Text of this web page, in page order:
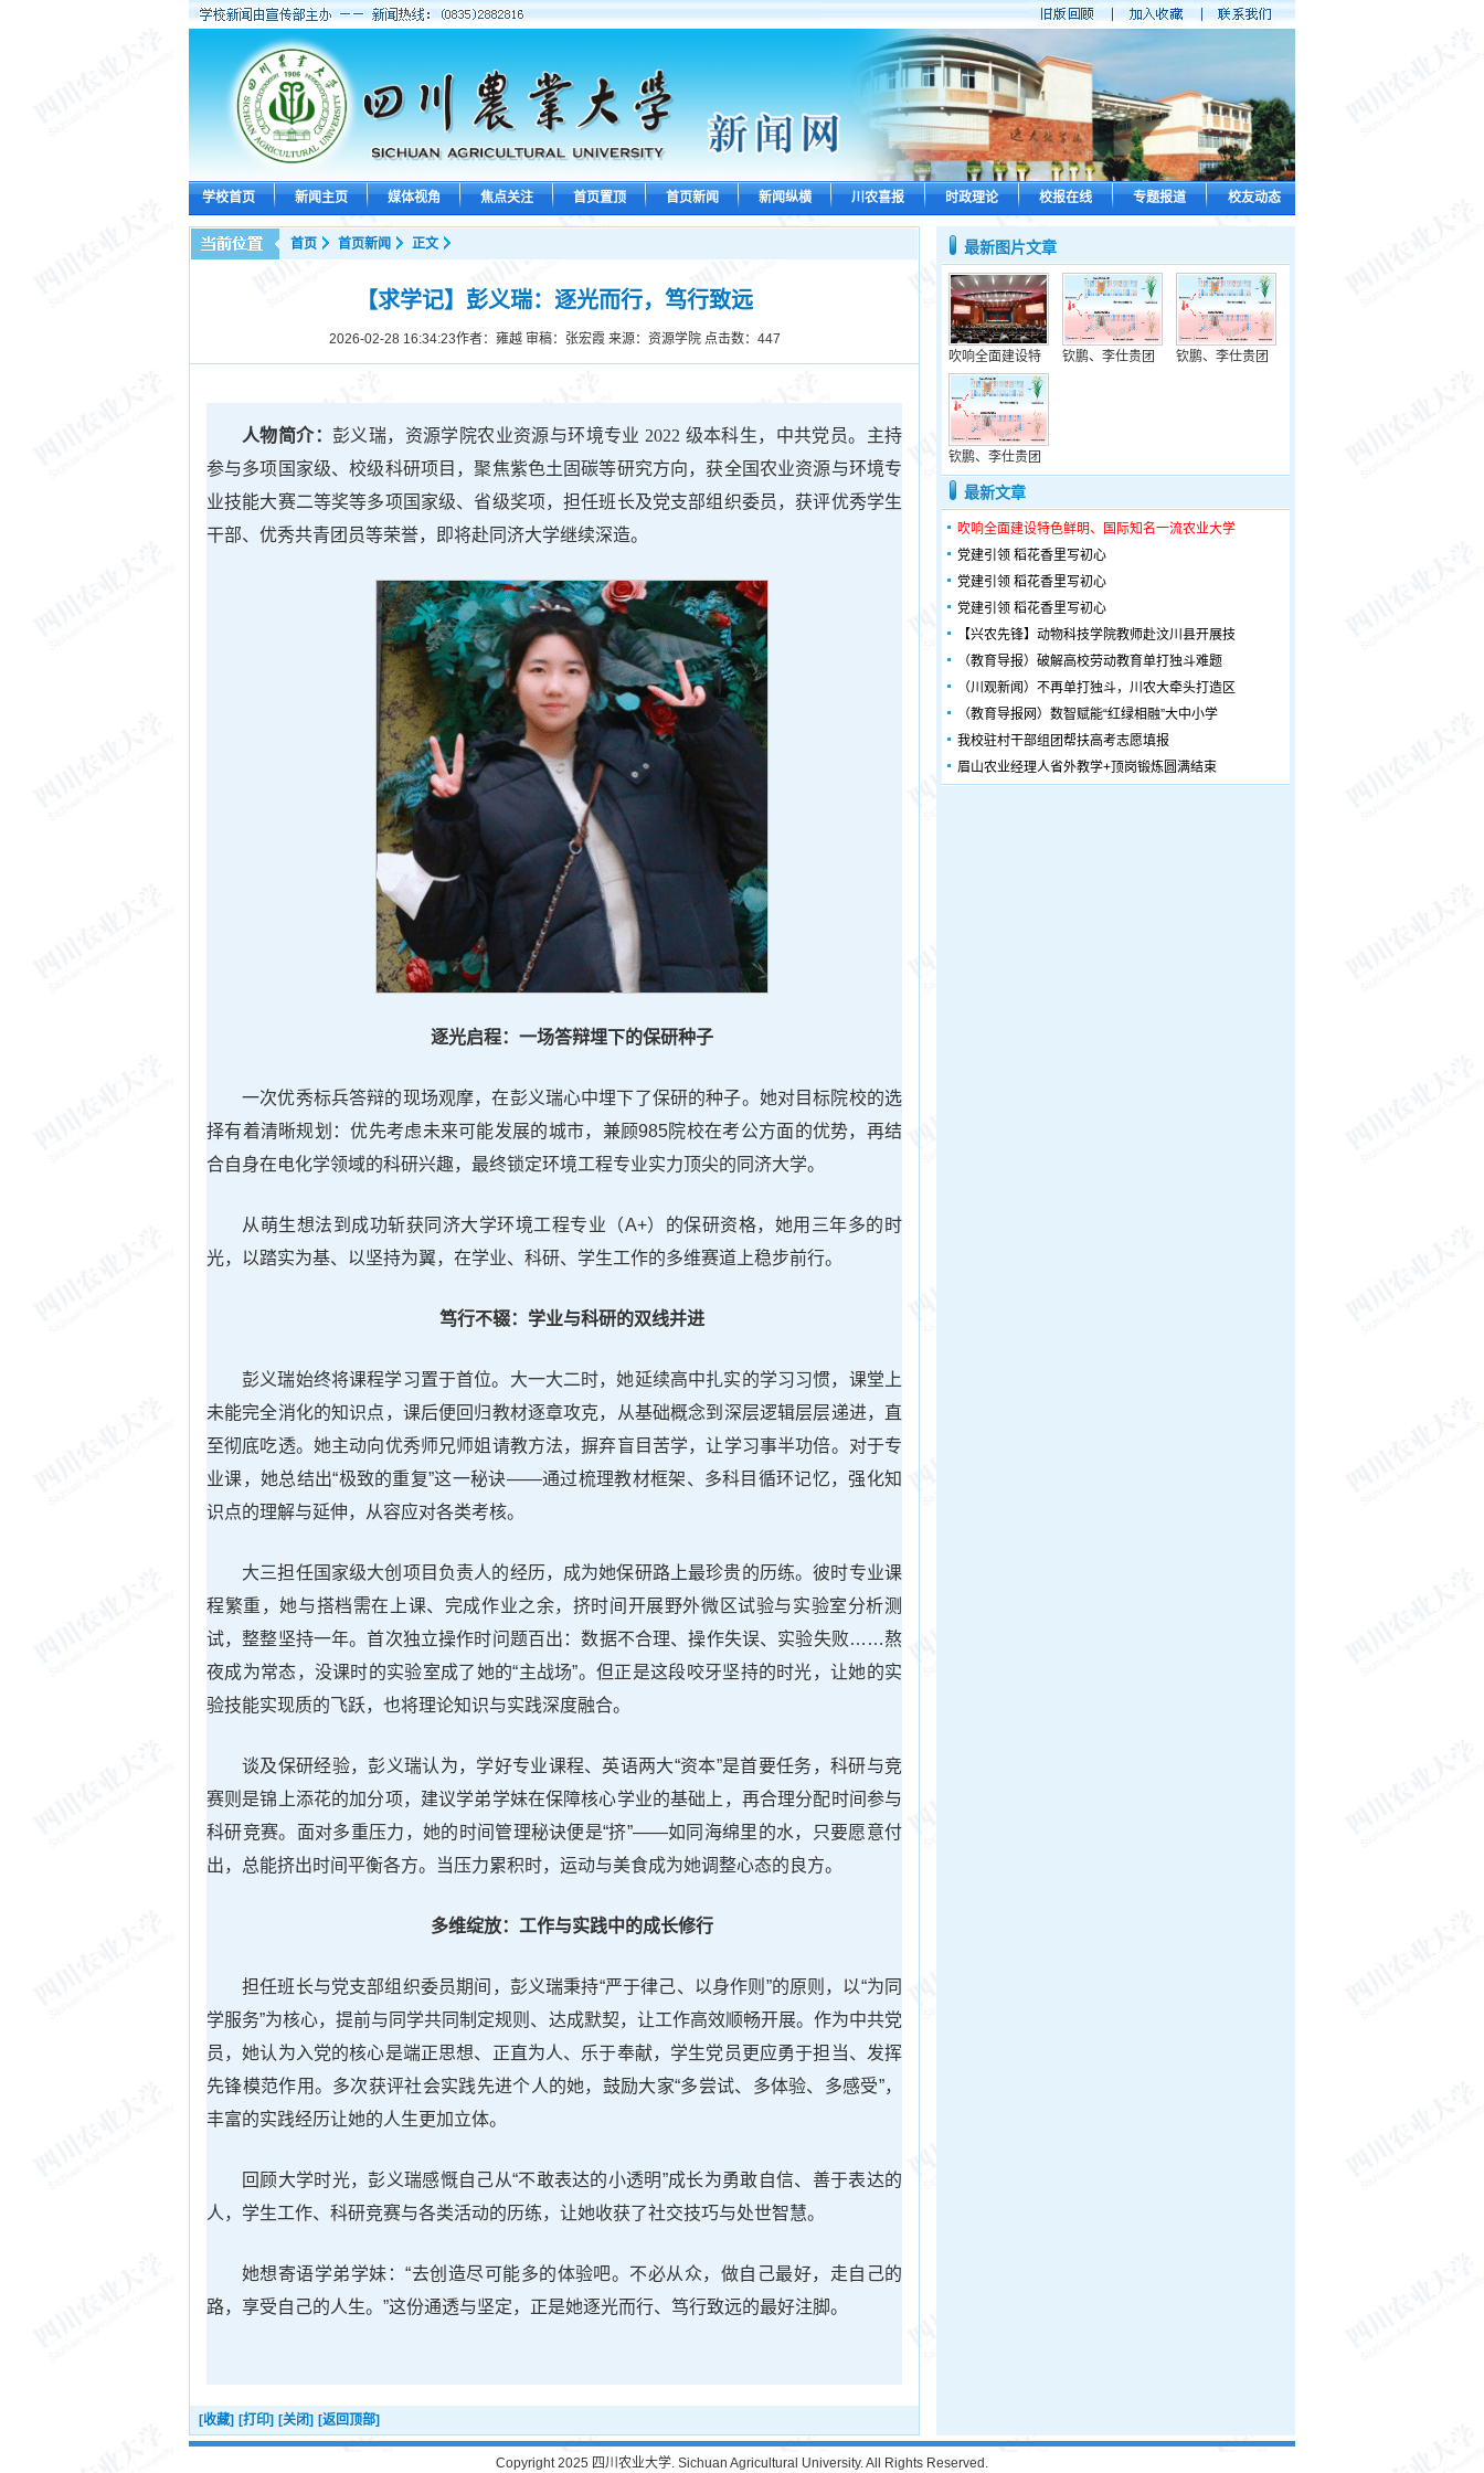
学校首页 新闻主页 媒体视角 焦点关注 首页置顶 首页新闻 新闻纵横 川农喜报 时政理论 校报在线 专题报道 校友动态
首页 首页新闻 正文
【求学记】彭义瑞：逐光而行，笃行致远
2026-02-28 16:34:23作者：雍越 审稿：张宏霞 来源：资源学院 点击数： 447
人物简介： 彭义瑞，资源学院农业资源与环境专业 2022 级本科生，中共党员。主持
参与多项国家级、校级科研项目，聚焦紫色土固碳等研究方向，获全国农业资源与环境专
业技能大赛二等奖等多项国家级、省级奖项，担任班长及党支部组织委员，获评优秀学生
干部、优秀共青团员等荣誉，即将赴同济大学继续深造。
逐光启程：一场答辩埋下的保研种子
一次优秀标兵答辩的现场观摩，在彭义瑞心中埋下了保研的种子。她对目标院校的选
择有着清晰规划：优先考虑未来可能发展的城市，兼顾985院校在考公方面的优势，再结
合自身在电化学领域的科研兴趣，最终锁定环境工程专业实力顶尖的同济大学。
从萌生想法到成功斩获同济大学环境工程专业（A+）的保研资格，她用三年多的时
光，以踏实为基、以坚持为翼，在学业、科研、学生工作的多维赛道上稳步前行。
笃行不辍：学业与科研的双线并进
彭义瑞始终将课程学习置于首位。大一大二时，她延续高中扎实的学习习惯，课堂上
未能完全消化的知识点，课后便回归教材逐章攻克，从基础概念到深层逻辑层层递进，直
至彻底吃透。她主动向优秀师兄师姐请教方法，摒弃盲目苦学，让学习事半功倍。对于专
业课，她总结出“极致的重复”这一秘诀——通过梳理教材框架、多科目循环记忆，强化知
识点的理解与延伸，从容应对各类考核。
大三担任国家级大创项目负责人的经历，成为她保研路上最珍贵的历练。彼时专业课
程繁重，她与搭档需在上课、完成作业之余，挤时间开展野外微区试验与实验室分析测
试，整整坚持一年。首次独立操作时问题百出：数据不合理、操作失误、实验失败……熬
夜成为常态，没课时的实验室成了她的“主战场”。但正是这段咬牙坚持的时光，让她的实
验技能实现质的飞跃，也将理论知识与实践深度融合。
谈及保研经验，彭义瑞认为，学好专业课程、英语两大“资本”是首要任务，科研与竞
赛则是锦上添花的加分项，建议学弟学妹在保障核心学业的基础上，再合理分配时间参与
科研竞赛。面对多重压力，她的时间管理秘诀便是“挤”——如同海绵里的水，只要愿意付
出，总能挤出时间平衡各方。当压力累积时，运动与美食成为她调整心态的良方。
多维绽放：工作与实践中的成长修行
担任班长与党支部组织委员期间，彭义瑞秉持“严于律己、以身作则”的原则，以“为同
学服务”为核心，提前与同学共同制定规则、达成默契，让工作高效顺畅开展。作为中共党
员，她认为入党的核心是端正思想、正直为人、乐于奉献，学生党员更应勇于担当、发挥
先锋模范作用。多次获评社会实践先进个人的她，鼓励大家“多尝试、多体验、多感受”，
丰富的实践经历让她的人生更加立体。
回顾大学时光，彭义瑞感慨自己从“不敢表达的小透明”成长为勇敢自信、善于表达的
人，学生工作、科研竞赛与各类活动的历练，让她收获了社交技巧与处世智慧。
她想寄语学弟学妹：“去创造尽可能多的体验吧。不必从众，做自己最好，走自己的
路，享受自己的人生。”这份通透与坚定，正是她逐光而行、笃行致远的最好注脚。
[收藏] [打印] [关闭] [返回顶部]
最新图片文章
吹响全面建设特 钦鹏、李仕贵团 钦鹏、李仕贵团
钦鹏、李仕贵团
最新文章
吹响全面建设特色鲜明、国际知名一流农业大学
党建引领 稻花香里写初心
党建引领 稻花香里写初心
党建引领 稻花香里写初心
【兴农先锋】动物科技学院教师赴汶川县开展技
（教育导报）破解高校劳动教育单打独斗难题
（川观新闻）不再单打独斗，川农大牵头打造区
（教育导报网）数智赋能“红绿相融”大中小学
我校驻村干部组团帮扶高考志愿填报
眉山农业经理人省外教学+顶岗锻炼圆满结束
Copyright 2025 四川农业大学. Sichuan Agricultural University. All Rights Reserved.